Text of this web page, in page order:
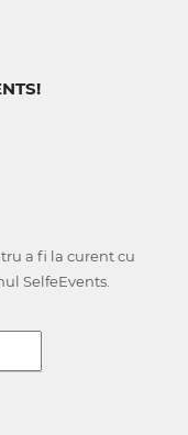
a fi la curent cu
SelfeEvents.